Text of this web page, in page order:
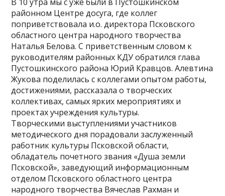
районном Центре досуга, где коллег
поприветствовала и.о. директора Псковского
областного центра народного творчества
Наталья Белова. С приветственным словом к
руководителям районных КДУ обратился глава
Пустошкинского района Юрий Кравцов. Алевтина
Жукова поделилась с коллегами опытом работы,
достижениями, рассказала о творческих
коллективах, самых ярких мероприятиях и
проектах учреждения культуры.
Творческими выступлениями участников
методического дня порадовали заслуженный
работник культуры Псковской области,
обладатель почетного звания «Душа земли
Псковской», заведующий информационным
отделом Псковского областного центра
народного творчества Вячеслав Рахман и